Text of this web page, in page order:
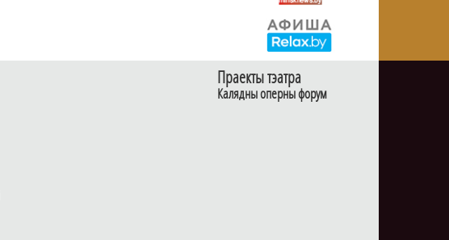
Праекты тэатра
Калядны оперны форум